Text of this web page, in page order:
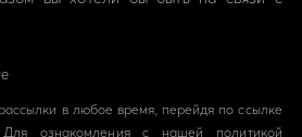
в любое время, перейдя по ссылке
ознакомления с нашей политикой